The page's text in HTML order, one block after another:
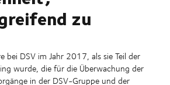
zu
bei DSV im Jahr 2017, als sie Teil der
wurde, die für die Überwachung der
in der DSV-Gruppe und der